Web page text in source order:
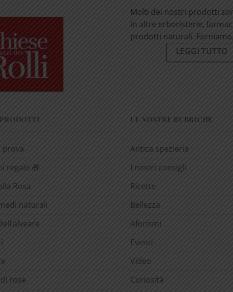
Molti dei nostri prodotti
in altre erboristerie,
prodotti naturali.
LEGGI TUTTO
prova
regalo 🎁
Rosa
naturali
rose
LE NOSTRE RUBRICHE
Antica spezieria
I nostri consigli
Ricette
Bellezza
Aforismi
Eventi
Video
Curiosità